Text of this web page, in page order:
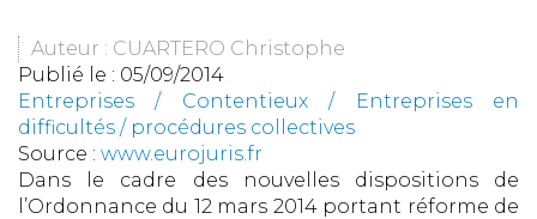
Auteur : CUARTERO Christophe
Publié le : 05/09/2014
Entreprises / Contentieux/
Entreprises en
difficultés / procédures collectives
Source : www.eurojuris.fr
Dans le cadre des nouvelles dispositions de
l’Ordonnance du 12 mars 2014 portant réforme de